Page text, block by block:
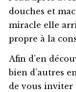
douches et
miracle elle
propre à la
Afin d’en
bien d’autres
de vous inviter